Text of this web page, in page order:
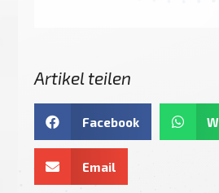
Artikel teilen
Facebook
Email